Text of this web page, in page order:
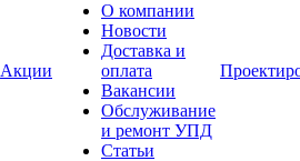
Акции
О компании
Новости
Доставка и
оплата
Вакансии
Обслуживание
и ремонт УПД
Статьи